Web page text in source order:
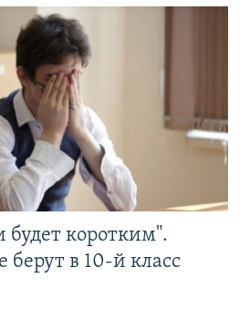
будет коротким".
в 10-й класс